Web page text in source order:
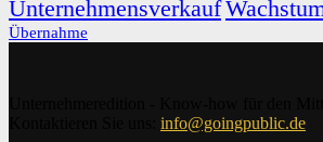
Unternehmensverkauf
Übernahme
info@goingpublic.de